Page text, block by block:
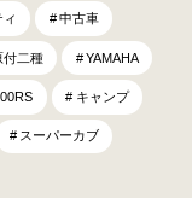
ィ 中古車
付二種 YAMAHA
キャンプ
スーパーカブ